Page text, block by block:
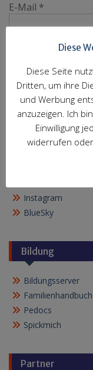
E-Mail *
Impressum
Seiten
Instagram
BlueSky
Bildung
Bildungsserver
Familienhandbuch
Pedocs
Spickmich
Partner
Diese
Diese Seite
Dritten, um ihre
und Werbung
anzuzeigen. Ich
Einwilligung
widerrufen